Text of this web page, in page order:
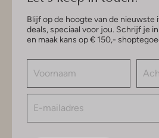
Blijf op de hoogte van de nieuwste
deals, speciaal voor jou. Schrijf je
en maak kans op € 150,-